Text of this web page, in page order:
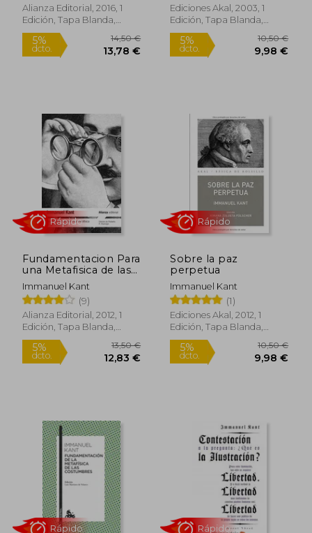
Alianza Editorial, 2016, 1
Edición, Tapa Blanda,
Nuevo
5%
dcto. 13,78 €
Rápido
Ediciones Akal, 2003, 1
Edición, Tapa Blanda,
Nuevo
5%
dcto.
Fundamentacion Para
una Metafisica de las
Costumbres
Immanuel Kant
(9)
Alianza Editorial, 2012, 1
Edición, Tapa Blanda,
Nuevo
5%
dcto. 12,83 €
Sobre la paz
perpetua
Immanuel Kant
(1)
Ediciones Akal, 2012, 1
Edición, Tapa Blanda,
Nuevo
dcto.